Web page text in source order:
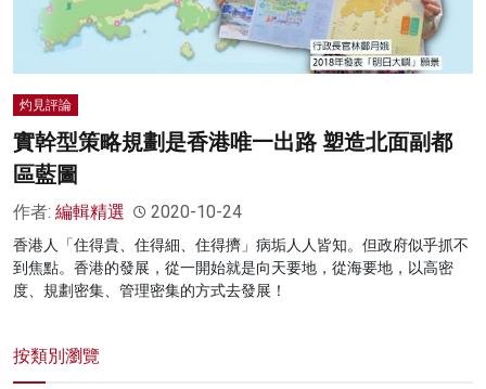
灼見評論
實幹型策略規劃是香港唯一出路 塑造北面副都
區藍圖
作者: 編輯精選 2020-10-24
香港人「住得貴、住得細、住得擠」病垢人人皆知。但政府似乎抓不
到焦點。香港的發展，從一開始就是向天要地，從海要地，以高密
度、規劃密集、管理密集的方式去發展！
按類別瀏覽